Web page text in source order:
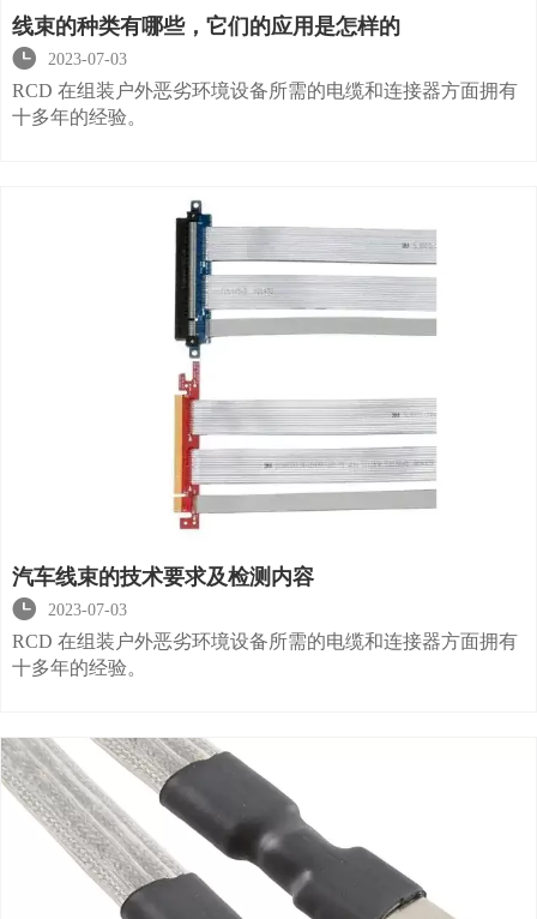
线束的种类有哪些，它们的应用是怎样的

2023-07-03
RCD 在组装户外恶劣环境设备所需的电缆和连接器方面拥有
十多年的经验。
汽车线束的技术要求及检测内容

2023-07-03
RCD 在组装户外恶劣环境设备所需的电缆和连接器方面拥有
十多年的经验。